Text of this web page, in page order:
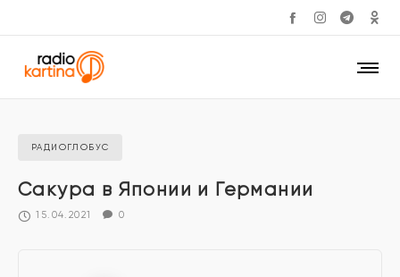
РАДИОГЛОБУС
Сакура в Японии и Германии
15.04.2021 0